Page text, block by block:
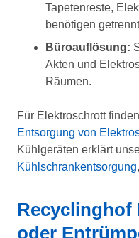
Tapetenreste,
benötigen
Büroauflösung:
Akten und
Räumen.
Für Elektroschrott
Entsorgung von
Kühlgeräten erklärt
Kühlschrankentsorgung
Recyclinghof
oder